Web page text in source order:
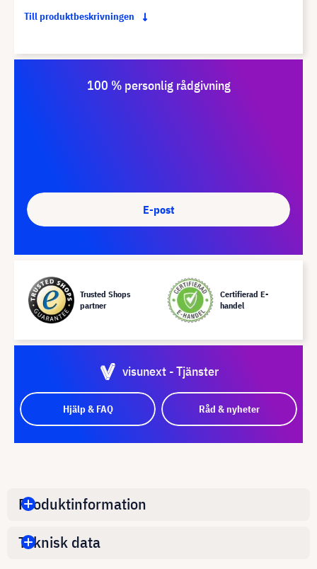
Till produktbeskrivningen
100 % personlig rådgivning
E-post
Trusted Shops
partner
Certifierad E-
handel
visunext - Tjänster
Hjälp & FAQ Råd & nyheter
Produktinformation
Teknisk data